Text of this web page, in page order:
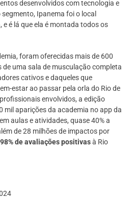
desenvolvidos com tecnologia e
Ipanema foi o local
é lá que ela é montada todos os
foram oferecidas mais de 600
uma sala de musculação completa
cativos e daqueles que
estar ao passar pela orla do Rio de
envolvidos, a edição
mil aparições da academia no app da
aulas e atividades, quase 40% a
de 28 milhões de impactos por
98% de avaliações positivasà Rio